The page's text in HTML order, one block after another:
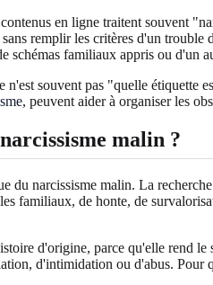
en ligne traitent souvent
remplir les critères d'un
schémas familiaux appris ou d'un
n'est souvent pas "quelle
, peuvent aider à organiser les
malin ?
du narcissisme malin. La
familiaux, de honte, de
d'origine, parce qu'elle rend
d'intimidation ou d'abus.